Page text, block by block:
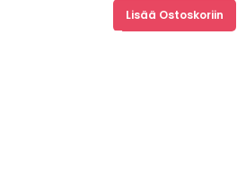
Lisää Ostoskoriin